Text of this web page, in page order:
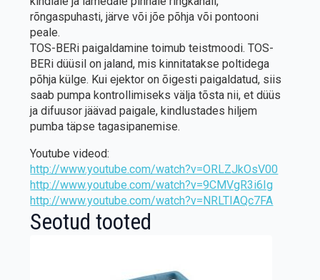
rõngaspuhasti, järve või jõe põhja või pontooni
peale.
TOS-BERi paigaldamine toimub teistmoodi. TOS-
BERi düüsil on jaland, mis kinnitatakse poltidega
põhja külge. Kui ejektor on õigesti paigaldatud, siis
saab pumpa kontrollimiseks välja tõsta nii, et düüs
ja difuusor jäävad paigale, kindlustades hiljem
pumba täpse tagasipanemise.
Youtube videod:
http://www.youtube.com/watch?v=ORLZJkOsV00
http://www.youtube.com/watch?v=9CMVgR3i6Ig
http://www.youtube.com/watch?v=NRLTIAQc7FA
Seotud tooted